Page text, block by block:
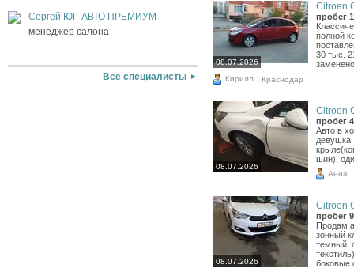
Сергей ЮГ-АВТО ПРЕМИУМ
менеджер салона
Все специалисты
08.07.2026
Citroen
пробег
полной
30 тыс.
Кирилл Краснодар
08.07.2026
Citroen
пробег
Авто в
шин),
Анна
08.07.2026
Citroen
пробег
Продам
зонный
темный,
боковые